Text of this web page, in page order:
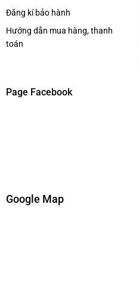
Đăng kí bảo hành
Hướng dẫn mua hàng, thanh
toán
Page Facebook
Google Map